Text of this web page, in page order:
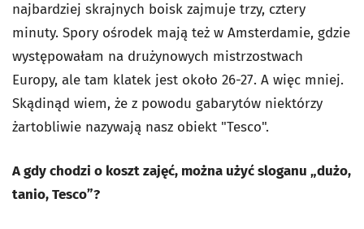
najbardziej skrajnych boisk zajmuje trzy, cztery
minuty. Spory ośrodek mają też w Amsterdamie, gdzie
występowałam na drużynowych mistrzostwach
Europy, ale tam klatek jest około 26-27. A więc mniej.
Skądinąd wiem, że z powodu gabarytów niektórzy
żartobliwie nazywają nasz obiekt "Tesco".
A gdy chodzi o koszt zajęć, można użyć sloganu „dużo,
tanio, Tesco”?